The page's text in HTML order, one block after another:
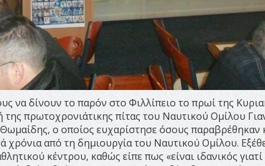
να δίνουν το παρόν στο Φιλλίπειο το πρωί της
πρωτοχρονιάτικης πίτας του Ναυτικού Ομίλου
ο οποίος ευχαρίστησε όσους
από τη δημιουργία του Ναυτικού Ομίλου.
κέντρου, καθώς είπε πως «είναι ιδανικός